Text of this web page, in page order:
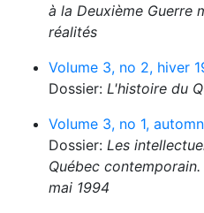
à la Deuxième Guerre
réalités
Volume 3, no 2, hiver
Dossier: L'histoire du
Volume 3, no 1,
Dossier: Les
Québec
mai 1994